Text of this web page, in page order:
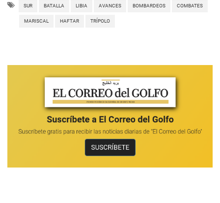
SUR BATALLA LIBIA AVANCES BOMBARDEOS COMBATES
MARISCAL HAFTAR TRÍPOLO